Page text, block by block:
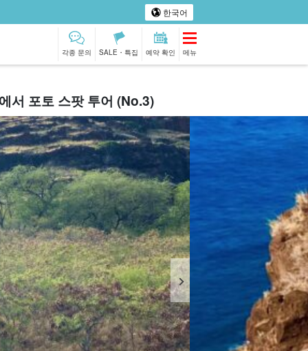
한국어
각종 문의 SALE・특집 예약 확인 메뉴
서 포토 스팟 투어 (No.3)